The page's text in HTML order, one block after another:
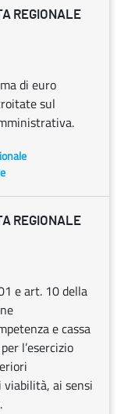
REGIONALE
di euro
sul
REGIONALE
e art. 10 della
e cassa
l’esercizio
ai sensi